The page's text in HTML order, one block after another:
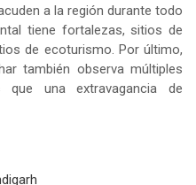
a la región durante todo
tiene fortalezas, sitios de
de ecoturismo. Por último,
también observa múltiples
una extravagancia de